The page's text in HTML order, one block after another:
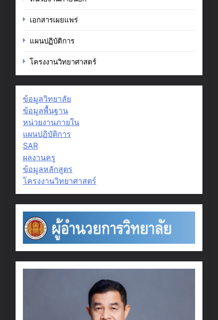
เอกสารเผยแพร่
แผนปฏิบัติการ
โครงงานวิทยาศาสตร์
ข้อมูลวิทยาลัย
ข้อมูลพื้นฐาน
หน่วยงานภายใน
แผนปฏิบัติการ
SAR
ผลงานครู
ข้อมูลหลักสูตร
โครงงานวิทยาศาสตร์